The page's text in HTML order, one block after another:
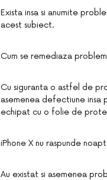
Exista insa si anumite
acest subiect.
Cum se remediaza
Cu siguranta o astfel de
asemenea defectiune
echipat cu o folie de
iPhone X nu raspunde
Au existat si asemenea